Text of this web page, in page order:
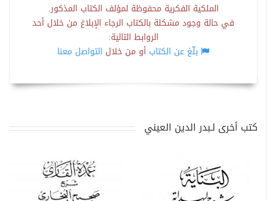
الملكية الفكرية محفوظة لمؤلف الكتاب المذكور.
في حالة وجود مشكلة بالكتاب الرجاء الإبلاغ من خلال أحد
الروابط التالية:
بلّغ عن الكتاب أو من خلال التواصل معنا
كتب أخرى لـبدر الدين العيني